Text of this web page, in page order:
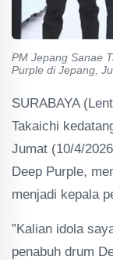
PM Jepang Sanae
Purple di Jepang,
SURABAYA
Takaichi
Jumat (10/4/
Deep Purple,
menjadi kepala
”Kalian idola
penabuh drum